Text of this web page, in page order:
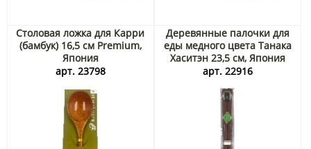
Столовая ложка для Карри
(бамбук) 16,5 см Premium,
Япония
арт. 23798
Деревянные палочки для
еды медного цвета Танака
Хаситэн 23,5 см, Япония
арт. 22916